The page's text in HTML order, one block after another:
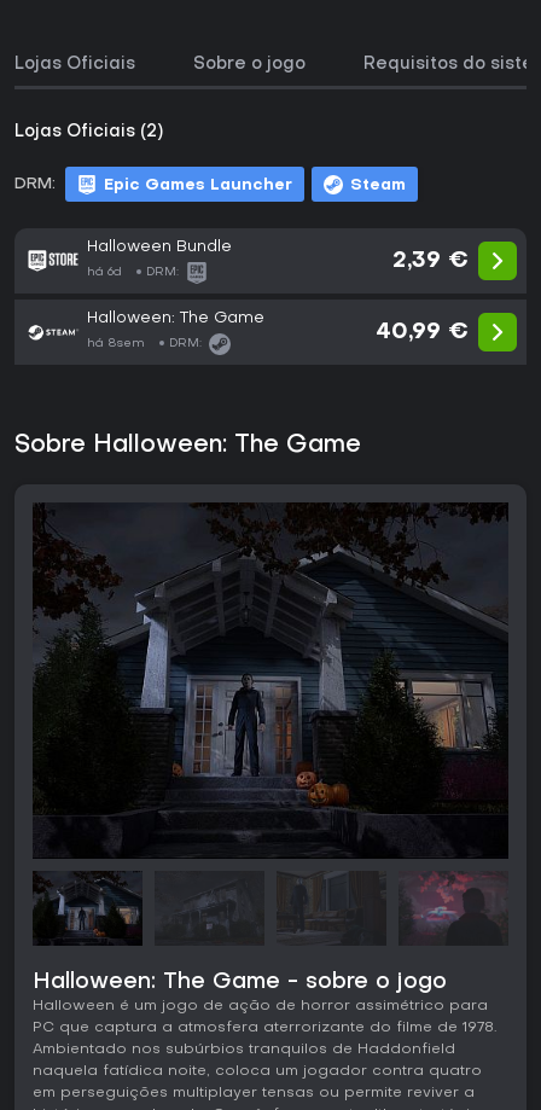
Lojas Oficiais Sobre o jogo Requisitos do
Lojas Oficiais (2)
DRM: Epic Games Launcher Steam
Halloween Bundle
há 6d DRM:
2,39 €
Halloween: The Game
há 8sem DRM:
40,99 €
Sobre Halloween: The Game
Halloween: The Game - sobre o jogo
Halloween é um jogo de ação de horror assimétrico para
PC que captura a atmosfera aterrorizante do filme de 1978.
Ambientado nos subúrbios tranquilos de Haddonfield
naquela fatídica noite, coloca um jogador contra quatro
em perseguições multiplayer tensas ou permite reviver a